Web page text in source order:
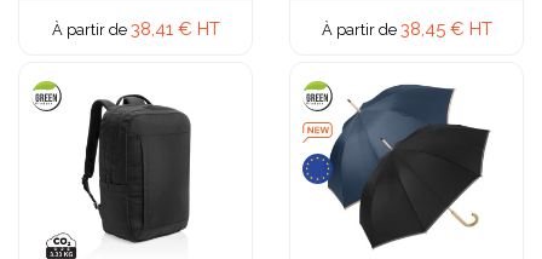
À partir de 38,41 € HT À partir de 38,45 € HT